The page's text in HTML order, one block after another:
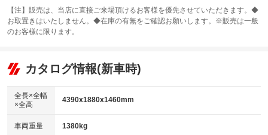
：装備なし
サンルーフ
：装備なし ABS
リフトアップ
：装備なし
：装備なし
パワーウィンドウ
アイドリングストップ
：装備あり
カーナビ：メモリーナビ他
：装備あり
TV：フルセグ
：装備あり
ビジュアル：-／DVD再生
：装備あり
アルミホイール：アルミホイール
：装備あり
【注】販売は、当店に直接ご来場頂けるお客様を優先させていただきます。◆
お取置きはいたしません。◆在庫の有無をご確認お願いします。※販売は一般
のお客様に限ります。
カタログ情報(新車時)
全長×全幅
×全高
4390x1880x1460mm
車両重量 1380kg